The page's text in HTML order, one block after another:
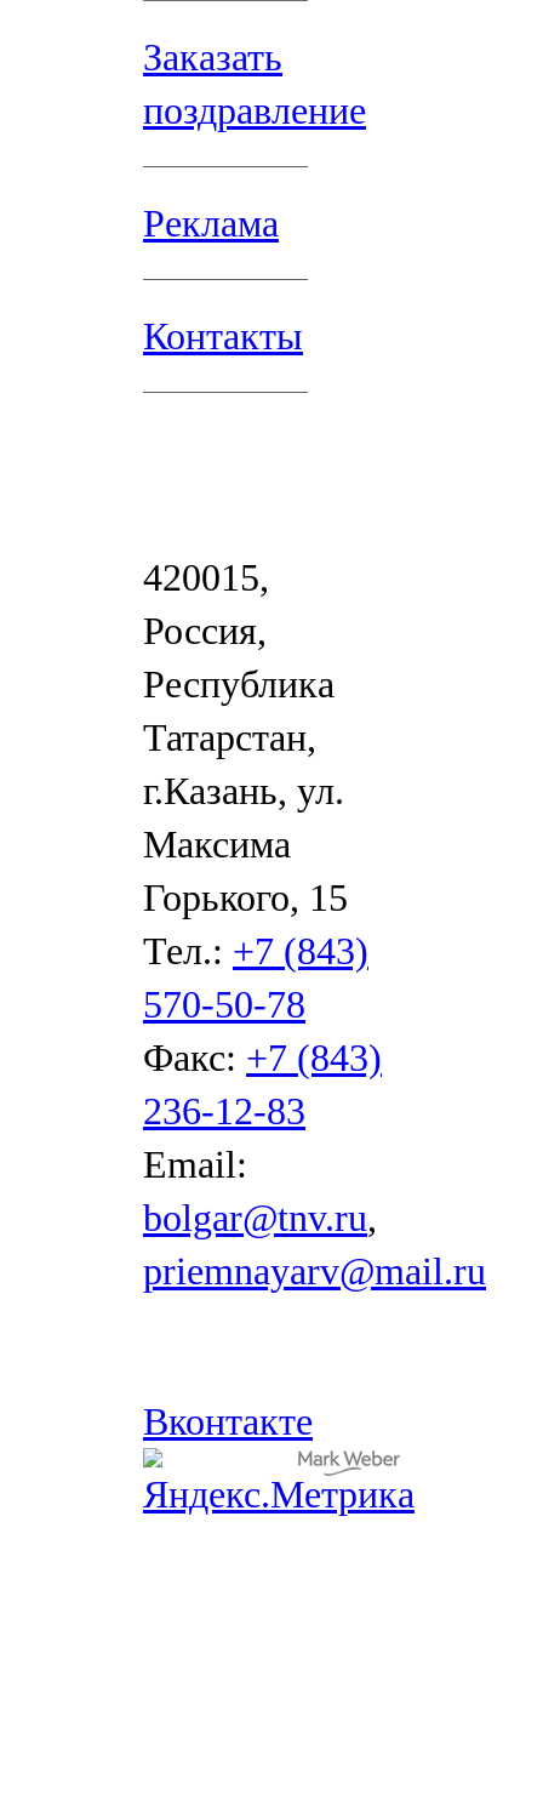
Заказать
поздравление
Реклама
Контакты
420015,
Россия,
Республика
Татарстан,
г.Казань, ул.
Максима
Горького, 15
Тел.: +7 (843)
570-50-78
Факс: +7 (843)
236-12-83
Email:
bolgar@tnv.ru,
priemnayarv@mail.ru
Вконтакте